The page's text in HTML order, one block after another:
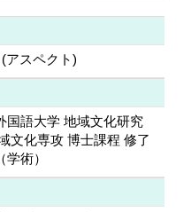
アスペクト)
国語大学 地域文化研究
文化専攻 博士課程 修了
学術）